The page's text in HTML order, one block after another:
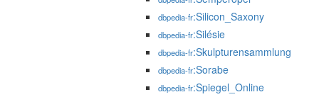
dbpedia-fr:Silicon_Saxony
dbpedia-fr:Silésie
dbpedia-fr:Skulpturensammlung
dbpedia-fr:Sorabe
dbpedia-fr:Spiegel_Online